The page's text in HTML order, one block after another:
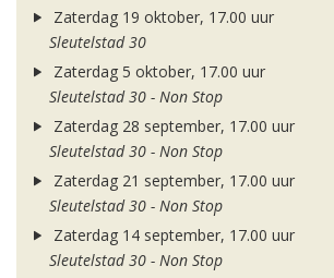
Zaterdag 19 oktober, 17.00 uur
Sleutelstad 30
Zaterdag 5 oktober, 17.00 uur
Sleutelstad 30 - Non Stop
Zaterdag 28 september, 17.00 uur
Sleutelstad 30 - Non Stop
Zaterdag 21 september, 17.00 uur
Sleutelstad 30 - Non Stop
Zaterdag 14 september, 17.00 uur
Sleutelstad 30 - Non Stop